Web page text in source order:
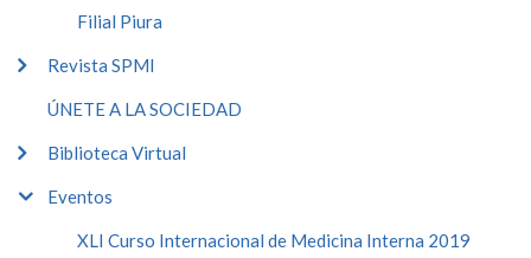
Filial Piura
Revista SPMI
ÚNETE A LA SOCIEDAD
Biblioteca Virtual
Eventos
XLI Curso Internacional de Medicina Interna 2019